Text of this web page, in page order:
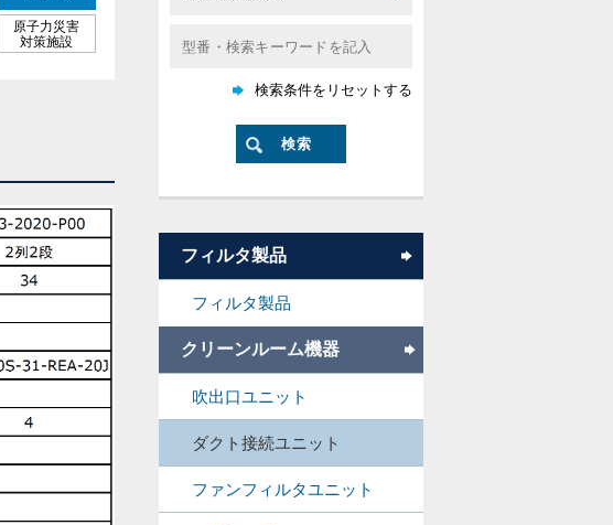
原子力災害
対策施設
フィルタ製品
フィルタ製品
クリーンルーム機器
吹出口ユニット
ダクト接続ユニット
ファンフィルタユニット